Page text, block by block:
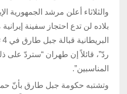
والثلاثاء أعلن مرشد الجمهورية
بلاده لن تدع احتجاز سفينة
ردّ”، قائلاً إن طهران “ستردّ على
المناسبين”.
وتشتبه حكومة جبل طارق بأنّ